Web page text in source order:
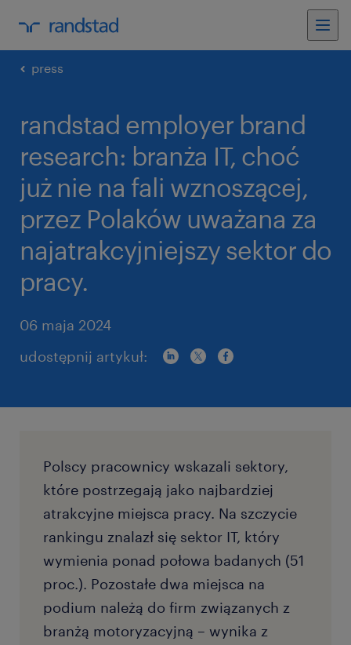
press
randstad employer brand
research: branża IT, choć
już nie na fali wznoszącej,
przez Polaków uważana za
najatrakcyjniejszy sektor do
pracy.
06 maja 2024
udostępnij artykuł:
Polscy pracownicy wskazali sektory,
które postrzegają jako najbardziej
atrakcyjne miejsca pracy. Na szczycie
rankingu znalazł się sektor IT, który
wymienia ponad połowa badanych (51
proc.). Pozostałe dwa miejsca na
podium należą do firm związanych z
branżą motoryzacyjną – wynika z